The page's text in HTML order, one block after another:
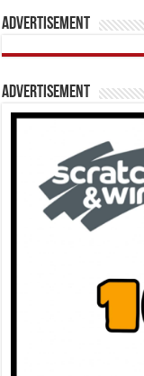
Advertisement
Advertisement